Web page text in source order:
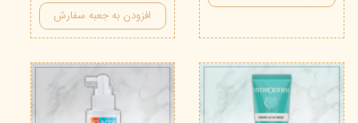
افزودن به جعبه سفارش